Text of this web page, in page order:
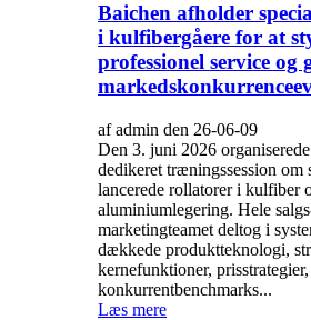
Baichen afholder
i kulfibergåere for at
professionel service og
af admin den 26-06-09
Den 3. juni 2026
dedikeret træningssession om
lancerede rollatorer i kulfiber
aluminiumlegering. Hele
marketingteamet deltog i
dækkede produktteknologi,
kernefunktioner, prisstrategier,
konkurrentbenchmarks...
Læs mere